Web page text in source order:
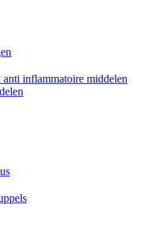
inflammatoire middelen